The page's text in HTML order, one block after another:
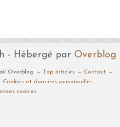
- Hébergé par Overblog
Overblog Top articles
Contact
Cookies et données personnelles
cookies